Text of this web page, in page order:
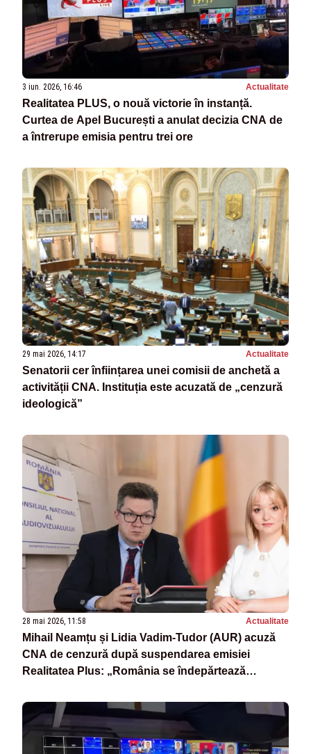
3 iun. 2026, 16:46 Actualitate
Realitatea PLUS, o nouă victorie în instanță.
Curtea de Apel București a anulat decizia CNA de
a întrerupe emisia pentru trei ore
29 mai 2026, 14:17 Actualitate
Senatorii cer înființarea unei comisii de anchetă a
activității CNA. Instituția este acuzată de „cenzură
ideologică”
28 mai 2026, 11:58 Actualitate
Mihail Neamțu și Lidia Vadim-Tudor (AUR) acuză
CNA de cenzură după suspendarea emisiei
Realitatea Plus: „România se îndepărtează